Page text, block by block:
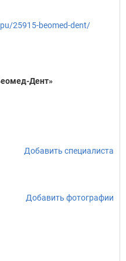
25915-beomed-dent/
Дент»
Добавить специалиста
Добавить фотографии